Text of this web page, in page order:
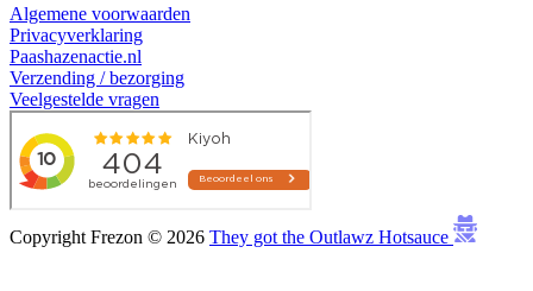
Algemene voorwaarden
Privacyverklaring
Paashazenactie.nl
Verzending / bezorging
Veelgestelde vragen
Copyright Frezon © 2026 They got the Outlawz Hotsauce